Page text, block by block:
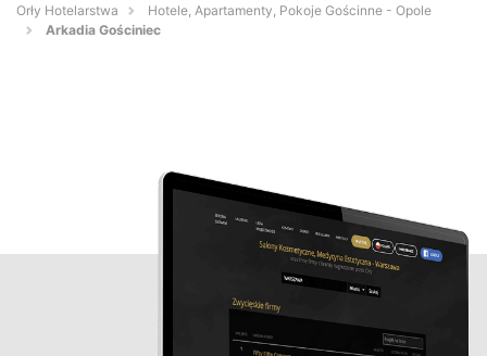
Orły Hotelarstwa
Hotele, Apartamenty, Pokoje Gościnne - Opole
Arkadia Gościniec